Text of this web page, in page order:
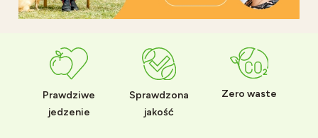
Prawdziwe
jedzenie
Sprawdzona
jakość
Zero waste